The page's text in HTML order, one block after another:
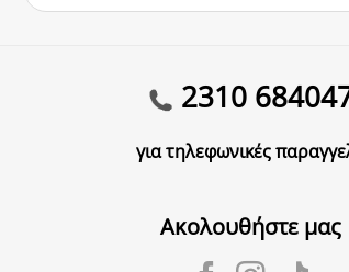
2310
για τηλεφωνικές
Ακολουθήστε μας